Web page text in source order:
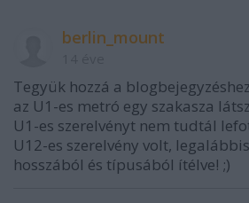
berlin_mount
Tegyük hozzá a
az U1-es metró egy szakasza
U1-es szerelvényt nem tudtál
U12-es szerelvény volt,
hosszából és típusából ítélve! ;)